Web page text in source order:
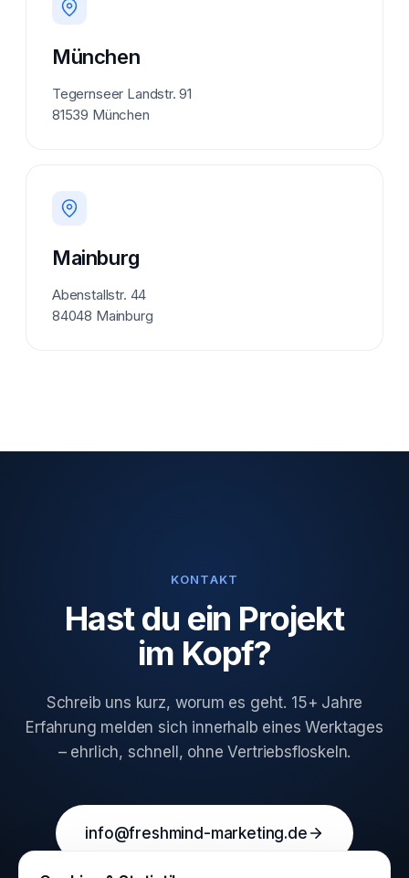
München
Tegernseer Landstr. 91
81539 München
Mainburg
Abenstallstr. 44
84048 Mainburg
KONTAKT
Hast du ein Projekt
im Kopf?
Schreib uns kurz, worum es geht. 15+ Jahre
Erfahrung melden sich innerhalb eines Werktages
– ehrlich, schnell, ohne Vertriebsfloskeln.
info@freshmind-marketing.de